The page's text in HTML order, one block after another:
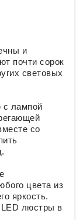
и
почти сорок
световых
с лампой
со
цвета из
яркость.
люстры в